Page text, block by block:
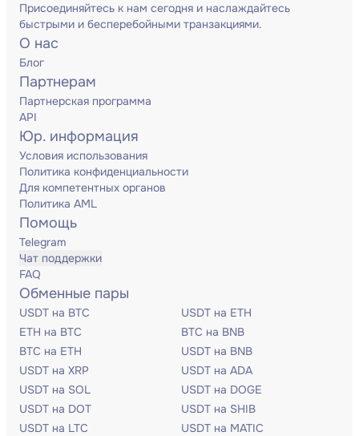
Присоединяйтесь к нам сегодня и наслаждайтесь
быстрыми и бесперебойными транзакциями.
О нас
Блог
Партнерам
Партнерская программа
API
Юр. информация
Условия использования
Политика конфиденциальности
Для компетентных органов
Политика AML
Помощь
Telegram
Чат поддержки
FAQ
Обменные пары
USDT на BTC
USDT на ETH
ETH на BTC
BTC на BNB
BTC на ETH
USDT на BNB
USDT на XRP
USDT на ADA
USDT на SOL
USDT на DOGE
USDT на DOT
USDT на SHIB
USDT на LTC
USDT на MATIC